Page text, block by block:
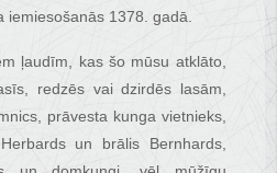
iemiesošanās 1378. gadā.
ļaudīm, kas šo mūsu atklāto,
redzēs vai dzirdēs lasām,
prāvesta kunga vietnieks,
un brālis Bernhards,